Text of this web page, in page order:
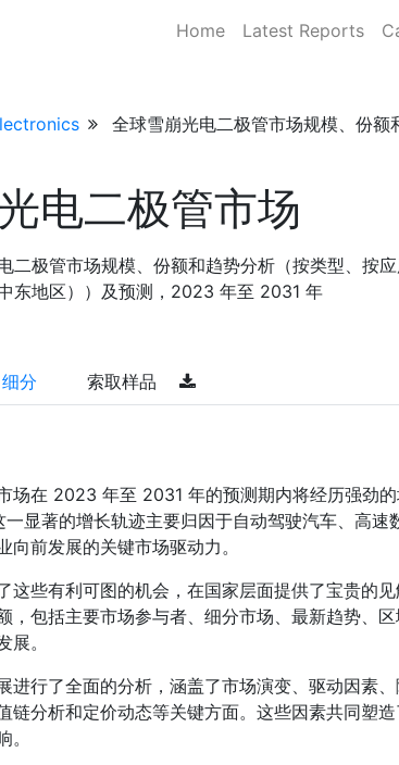
Home Latest Reports
全球雪崩光电二极管市场规模、份
电二极管市场
二极管市场规模、份额和趋势分析（按类型、按
东地区））及预测，2023 年至 2031 年
细分 索取样品
场在 2023 年至 2031 年的预测期内将经历强劲的
一显著的增长轨迹主要归因于自动驾驶汽车、高速
向前发展的关键市场驱动力。
这些有利可图的机会，在国家层面提供了宝贵的
，包括主要市场参与者、细分市场、最新趋势、
。
进行了全面的分析，涵盖了市场演变、驱动因素
链分析和定价动态等关键方面。这些因素共同塑